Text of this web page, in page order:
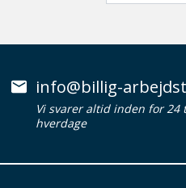
info@billig-
Vi svarer altid inden for 24
hverdage